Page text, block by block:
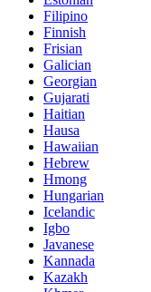
Filipino
Finnish
Frisian
Galician
Georgian
Gujarati
Haitian
Hausa
Hawaiian
Hebrew
Hmong
Hungarian
Icelandic
Igbo
Javanese
Kannada
Kazakh